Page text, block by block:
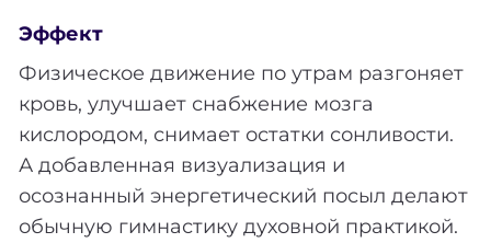
Эффект
Физическое движение по утрам разгоняет
кровь, улучшает снабжение мозга
кислородом, снимает остатки сонливости.
А добавленная визуализация и
осознанный энергетический посыл делают
обычную гимнастику духовной практикой.